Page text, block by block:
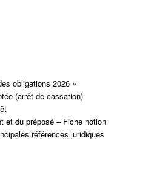
obligations 2026 »
(arrêt de cassation)
et du préposé – Fiche notion
références juridiques